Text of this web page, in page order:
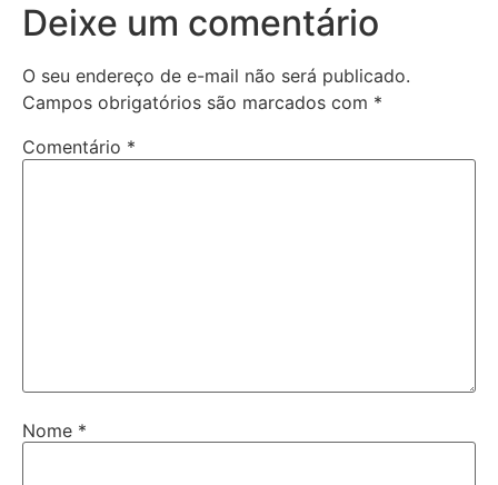
Deixe um comentário
O seu endereço de e-mail não será publicado.
Campos obrigatórios são marcados com *
Comentário *
Nome *